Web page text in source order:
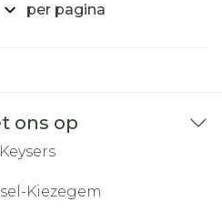
per pagina
ons op
Kiezegem